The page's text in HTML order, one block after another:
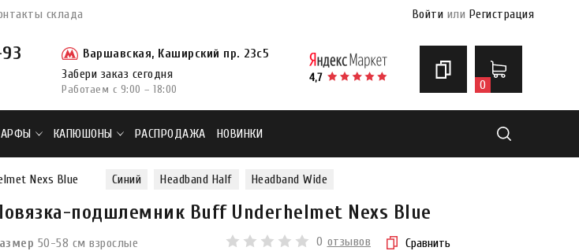
склада Войти или Регистрация
Варшавская, Каширский пр. 23с5
Забери заказ сегодня
Работаем с 9:00 – 18:00 0
КАПЮШОНЫ РАСПРОДАЖА НОВИНКИ
Nexs Blue Синий Headband Half Headband Wide
подшлемник Buff Underhelmet Nexs Blue
50-58 см взрослые 0 отзывов Сравнить